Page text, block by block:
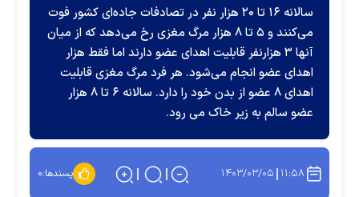
سالانه ۱۶ تا ۲۰ هزار نفر در تصادفات جاده‌ای کشور فوت
می‌کنند و ۵ تا ۸ هزار مرگ مغزی رخ می‌دهد که از میان
آنها ۳ هزارنفر قابلیت اهدای عضو دارند اما فقط هزار
اهدای عضو انجام می‌شود. هر فرد مرگ مغزی قابلیت
اهدای ۸ عضو از بدن خود را دارد. سالانه ۶ تا ۸ هزار
عضو سالم به زیر خاک می رود.
۱۱:۵۸ ۱۴۰۳/۰۳/۰۵ پسندها:۰